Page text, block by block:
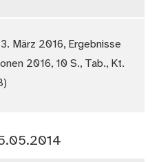
März 2016, Ergebnisse
2016, 10 S., Tab., Kt.